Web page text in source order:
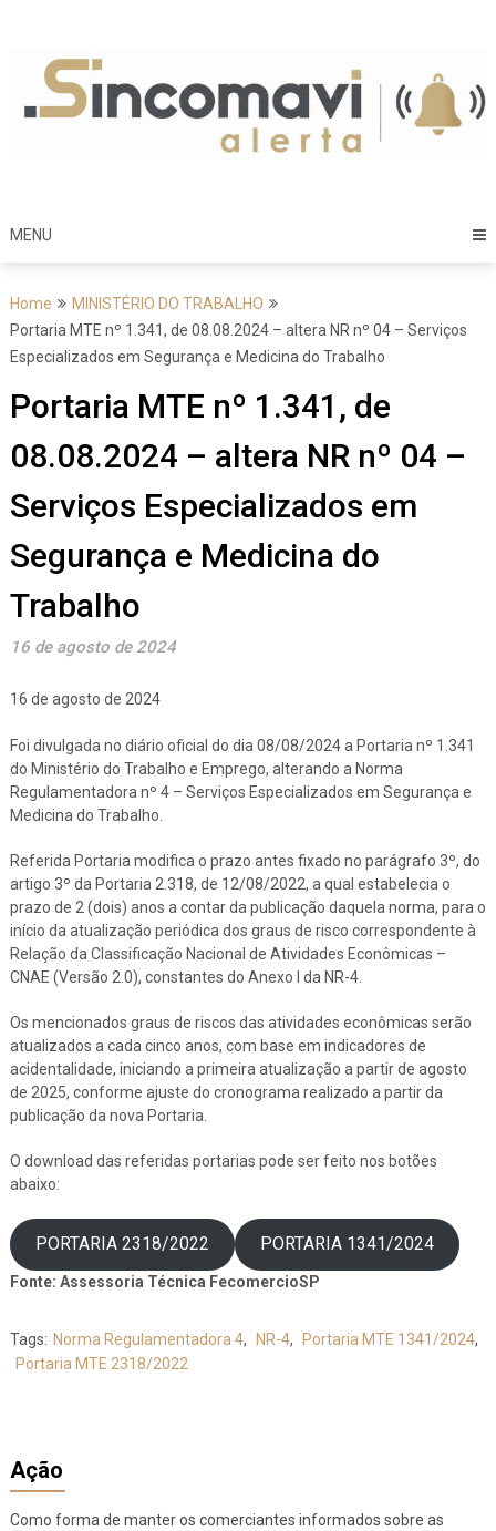
content
MENU
Home
MINISTÉRIO DO TRABALHO
Portaria MTE nº 1.341, de 08.08.2024 – altera NR nº 04 – Serviços
Especializados em Segurança e Medicina do Trabalho
Portaria MTE nº 1.341, de
08.08.2024 – altera NR nº 04 –
Serviços Especializados em
Segurança e Medicina do
Trabalho
16 de agosto de 2024
16 de agosto de 2024
Foi divulgada no diário oficial do dia 08/08/2024 a Portaria nº 1.341
do Ministério do Trabalho e Emprego, alterando a Norma
Regulamentadora nº 4 – Serviços Especializados em Segurança e
Medicina do Trabalho.
Referida Portaria modifica o prazo antes fixado no parágrafo 3º, do
artigo 3º da Portaria 2.318, de 12/08/2022, a qual estabelecia o
prazo de 2 (dois) anos a contar da publicação daquela norma, para o
início da atualização periódica dos graus de risco correspondente à
Relação da Classificação Nacional de Atividades Econômicas –
CNAE (Versão 2.0), constantes do Anexo I da NR-4.
Os mencionados graus de riscos das atividades econômicas serão
atualizados a cada cinco anos, com base em indicadores de
acidentalidade, iniciando a primeira atualização a partir de agosto
de 2025, conforme ajuste do cronograma realizado a partir da
publicação da nova Portaria.
O download das referidas portarias pode ser feito nos botões
abaixo:
PORTARIA 2318/2022 PORTARIA 1341/2024
Fonte: Assessoria Técnica FecomercioSP
Tags: Norma Regulamentadora 4, NR-4, Portaria MTE 1341/2024,
Portaria MTE 2318/2022
Ação
Como forma de manter os comerciantes informados sobre as